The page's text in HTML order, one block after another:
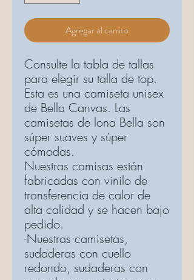
Agregar al carrito
Consulte la tabla de tallas
para elegir su talla de top.
Esta es una camiseta unisex
de Bella Canvas. Las
camisetas de lona Bella son
súper suaves y súper
cómodas.
Nuestras camisas están
fabricadas con vinilo de
transferencia de calor de
alta calidad y se hacen bajo
pedido.
-Nuestras camisetas,
sudaderas con cuello
redondo, sudaderas con